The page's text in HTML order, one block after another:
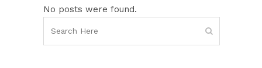
No posts were found.